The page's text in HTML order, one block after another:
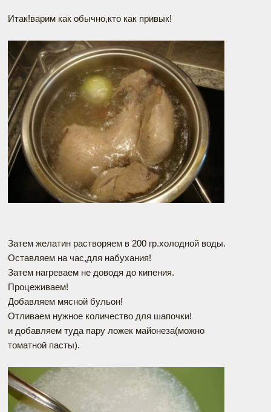
Итак!варим как обычно,кто как привык!
Затем желатин растворяем в 200 гр.холодной воды.
Оставляем на час,для набухания!
Затем нагреваем не доводя до кипения.
Процеживаем!
Добавляем мясной бульон!
Отливаем нужное количество для шапочки!
и добавляем туда пару ложек майонеза(можно
томатной пасты).